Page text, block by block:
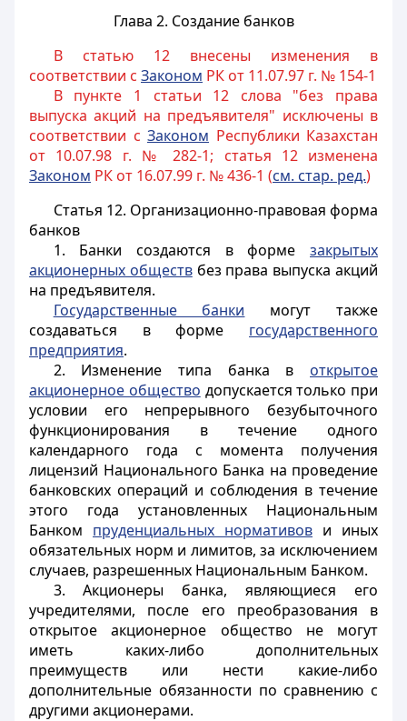
Глава 2. Создание банков
В статью 12 внесены изменения в
соответствии с Законом РК от 11.07.97 г. № 154-1
В пункте 1 статьи 12 слова "без права
выпуска акций на предъявителя" исключены в
соответствии с Законом Республики Казахстан
от 10.07.98 г. № 282-1; статья 12 изменена
Законом РК от 16.07.99 г. № 436-1 (см. стар. ред.)
Статья 12. Организационно-правовая форма
банков
1. Банки создаются в форме закрытых
акционерных обществ без права выпуска акций
на предъявителя.
Государственные банки могут также
создаваться в форме государственного
предприятия.
2. Изменение типа банка в открытое
акционерное общество допускается только при
условии его непрерывного безубыточного
функционирования в течение одного
календарного года с момента получения
лицензий Национального Банка на проведение
банковских операций и соблюдения в течение
этого года установленных Национальным
Банком пруденциальных нормативов и иных
обязательных норм и лимитов, за исключением
случаев, разрешенных Национальным Банком.
3. Акционеры банка, являющиеся его
учредителями, после его преобразования в
открытое акционерное общество не могут
иметь каких-либо дополнительных
преимуществ или нести какие-либо
дополнительные обязанности по сравнению с
другими акционерами.